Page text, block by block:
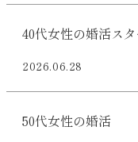
40代女性の婚活スタ
2026.06.28
50代女性の婚活